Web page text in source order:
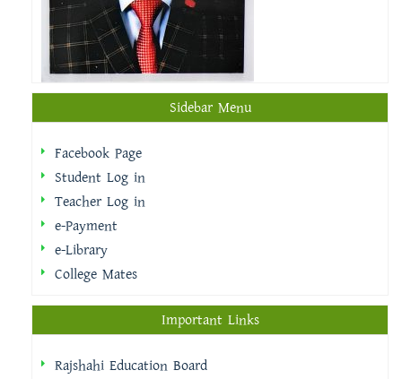
Sidebar Menu
Facebook Page
Student Log in
Teacher Log in
e-Payment
e-Library
College Mates
Important Links
Rajshahi Education Board